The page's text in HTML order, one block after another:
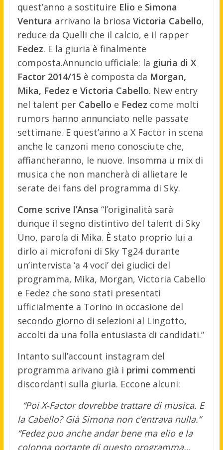
quest’anno a sostituire Elio e Simona
Ventura arrivano la briosa Victoria Cabello,
reduce da Quelli che il calcio, e il rapper
Fedez. E la giuria è finalmente
composta.Annuncio ufficiale: la giuria di X
Factor 2014/15 è composta da Morgan,
Mika, Fedez e Victoria Cabello. New entry
nel talent per Cabello e Fedez come molti
rumors hanno annunciato nelle passate
settimane. E quest’anno a X Factor in scena
anche le canzoni meno conosciute che,
affiancheranno, le nuove. Insomma u mix di
musica che non mancherà di allietare le
serate dei fans del programma di Sky.
Come scrive l’Ansa “l’originalità sarà
dunque il segno distintivo del talent di Sky
Uno, parola di Mika. È stato proprio lui a
dirlo ai microfoni di Sky Tg24 durante
un’intervista ‘a 4 voci’ dei giudici del
programma, Mika, Morgan, Victoria Cabello
e Fedez che sono stati presentati
ufficialmente a Torino in occasione del
secondo giorno di selezioni al Lingotto,
accolti da una folla entusiasta di candidati.”
Intanto sull’account instagram del
programma arivano già i primi commenti
discordanti sulla giuria. Eccone alcuni:
“Poi X-Factor dovrebbe trattare di musica. E
la Cabello? Già Simona non c’entrava nulla.”
“Fedez puo anche andar bene ma elio e la
colonna portante di questo programma…